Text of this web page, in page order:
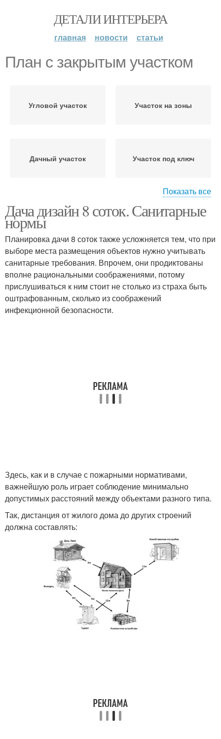
ДЕТАЛИ ИНТЕРЬЕРА
главная новости статьи
План с закрытым участком
Угловой участок Участок на зоны
Дачный участок Участок под ключ
Садовый участок Красивый участок
Генеральный план
Показать все
Дача дизайн 8 соток. Санитарные
нормы
Планировка дачи 8 соток также усложняется тем, что при
выборе места размещения объектов нужно учитывать
санитарные требования. Впрочем, они продиктованы
вполне рациональными соображениями, потому
прислушиваться к ним стоит не столько из страха быть
оштрафованным, сколько из соображений
инфекционной безопасности.
Здесь, как и в случае с пожарными нормативами,
важнейшую роль играет соблюдение минимально
допустимых расстояний между объектами разного типа.
Так, дистанция от жилого дома до других строений
должна составлять: